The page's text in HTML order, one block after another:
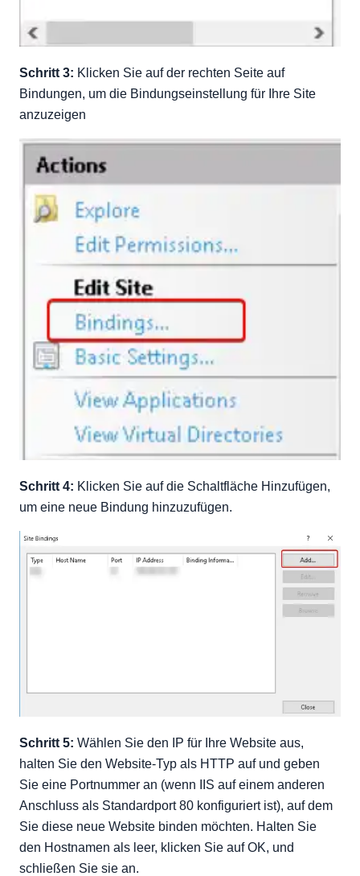
Schritt 3: Klicken Sie auf der rechten Seite auf
Bindungen, um die Bindungseinstellung für Ihre Site
anzuzeigen
Schritt 4: Klicken Sie auf die Schaltfläche Hinzufügen,
um eine neue Bindung hinzuzufügen.
Schritt 5: Wählen Sie den IP für Ihre Website aus,
halten Sie den Website-Typ als HTTP auf und geben
Sie eine Portnummer an (wenn IIS auf einem anderen
Anschluss als Standardport 80 konfiguriert ist), auf dem
Sie diese neue Website binden möchten. Halten Sie
den Hostnamen als leer, klicken Sie auf OK, und
schließen Sie sie an.